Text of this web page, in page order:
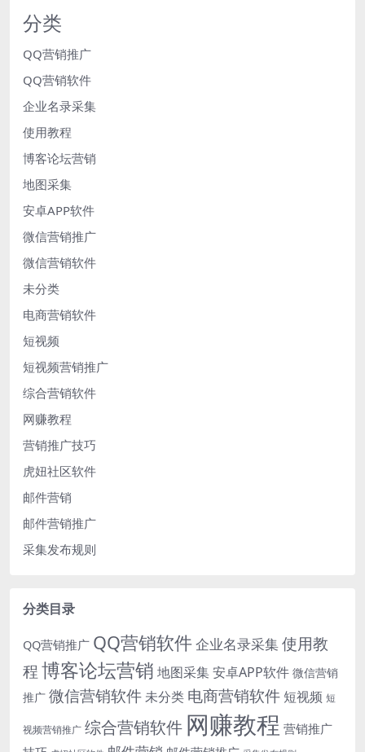
分类
QQ营销推广
QQ营销软件
企业名录采集
使用教程
博客论坛营销
地图采集
安卓APP软件
微信营销推广
微信营销软件
未分类
电商营销软件
短视频
短视频营销推广
综合营销软件
网赚教程
营销推广技巧
虎妞社区软件
邮件营销
邮件营销推广
采集发布规则
分类目录
QQ营销推广 QQ营销软件企业名录采集使用教
程博客论坛营销 地图采集安卓APP软件 微信营销
推广 微信营销软件未分类 电商营销软件短视频 短
视频营销推广 综合营销软件 网赚教程 营销推广